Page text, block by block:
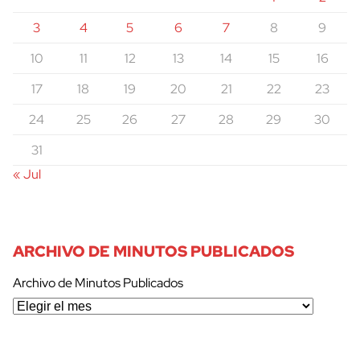
3
4 5 6 7 8
9
10
11 12 13 14 15
16
17
18 19 20 21 22
23
24
25 26 27 28 29
30
31
« Jul
ARCHIVO DE MINUTOS PUBLICADOS
Archivo de Minutos Publicados